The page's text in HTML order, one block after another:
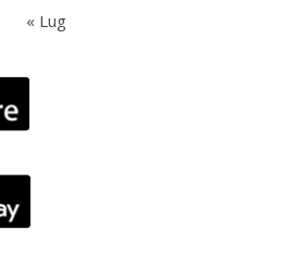
« Lug